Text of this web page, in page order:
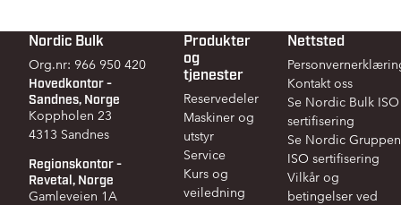
Footer
Nordic Bulk
Org.nr: 966 950 420
Hovedkontor -
Sandnes, Norge
Koppholen 23
4313 Sandnes
Regionskontor -
Revetal, Norge
Gamleveien 1A
Produkter
og
tjenester
Reservedeler
Maskiner og
utstyr
Service
Kurs og
veiledning
Nettsted
Kontakt oss
Se Nordic Bulk ISO
sertifisering
Se Nordic Gruppen
ISO sertifisering
Vilkår og
betingelser ved